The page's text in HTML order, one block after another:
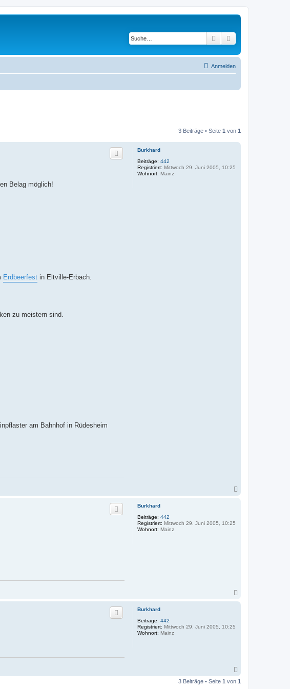
Suche
Anmelden
3 Beiträge • Seite 1 von 1
Burkhard
Beiträge: 442
Registriert: Mittwoch 29. Juni 2005, 10:25
Wohnort: Mainz
Belag möglich!
Erdbeerfest in Eltville-Erbach.
zu meistern sind.
am Bahnhof in Rüdesheim
Burkhard
Beiträge: 442
Registriert: Mittwoch 29. Juni 2005, 10:25
Wohnort: Mainz
Burkhard
Beiträge: 442
Registriert: Mittwoch 29. Juni 2005, 10:25
Wohnort: Mainz
c
3 Beiträge • Seite 1 von 1